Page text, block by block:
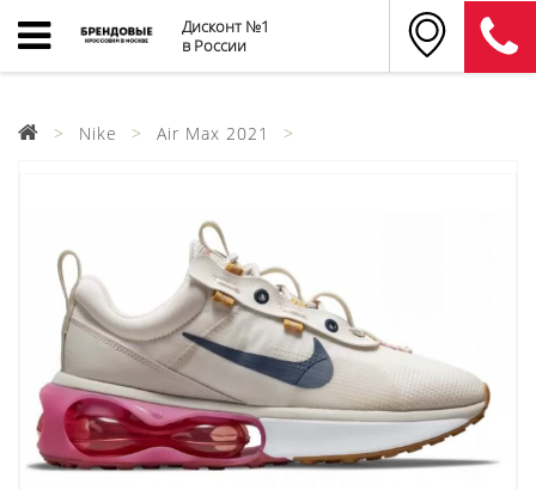
Дисконт №1
в России
Nike Air Max 2021